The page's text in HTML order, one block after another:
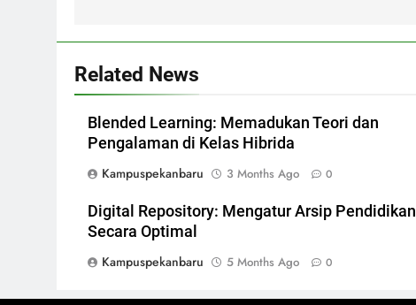
Related News
Blended Learning: Memadukan Teori dan
Pengalaman di Kelas Hibrida
Kampuspekanbaru
3 Months Ago 0
Digital Repository: Mengatur Arsip Pendidikan
Secara Optimal
Kampuspekanbaru
5 Months Ago 0